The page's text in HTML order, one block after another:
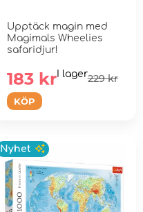
Upptäck magin med
Magimals Wheelies
safaridjur!
KÖP
229 kr
183 krI lager
Nyhet